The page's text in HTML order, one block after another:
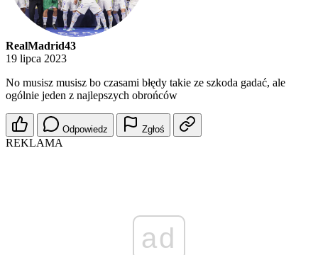
RealMadrid43
19 lipca 2023
No musisz musisz bo czasami błędy takie ze szkoda gadać, ale
ogólnie jeden z najlepszych obrońców
Odpowiedz Zgłoś
REKLAMA
ad